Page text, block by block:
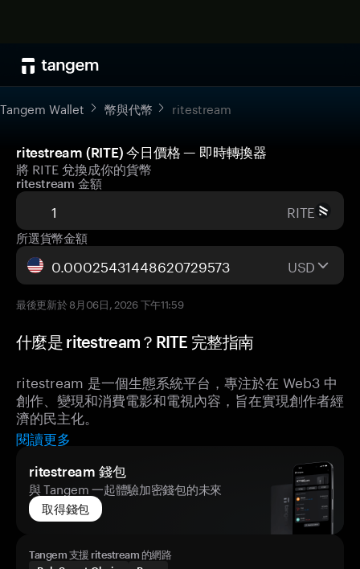
Tangem Wallet 幣與代幣 ritestream
ritestream (RITE) 今日價格 — 即時轉換器
將 RITE 兌換成你的貨幣
ritestream 金額
RITE
所選貨幣金額
USD
最後更新於 8月06日, 2026 下午11:59
什麼是 ritestream？RITE 完整指南
ritestream 是一個生態系統平台，專注於在 Web3 中
創作、變現和消費電影和電視內容，旨在實現創作者經
濟的民主化。
閱讀更多
ritestream 錢包
與 Tangem 一起體驗加密錢包的未來
取得錢包
Tangem 支援 ritestream 的網路